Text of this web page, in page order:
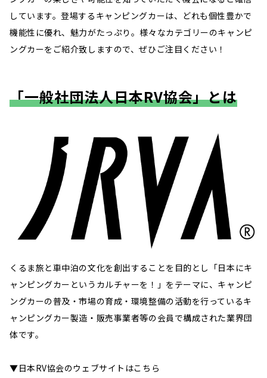
しています。登場するキャンピングカーは、どれも個性豊かで
機能性に優れ、魅力がたっぷり。様々なカテゴリーのキャンピ
ングカーをご紹介致しますので、ぜひご注目ください！
「一般社団法人日本RV協会」とは
くるま旅と車中泊の文化を創出することを目的とし「日本にキ
ャンピングカーというカルチャーを！」をテーマに、キャンピ
ングカーの普及・市場の育成・環境整備の活動を行っているキ
ャンピングカー製造・販売事業者等の会員で構成された業界団
体です。
▼日本RV協会のウェブサイトはこちら